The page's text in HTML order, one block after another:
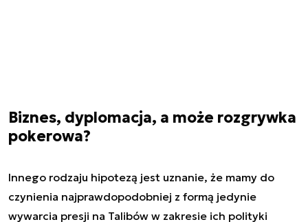
Biznes, dyplomacja, a może rozgrywka
pokerowa?
Innego rodzaju hipotezą jest uznanie, że mamy do
czynienia najprawdopodobniej z formą jedynie
wywarcia presji na Talibów w zakresie ich polityki